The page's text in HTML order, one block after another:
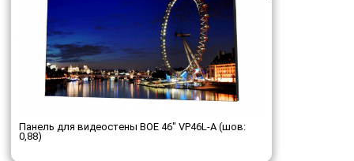
Панель для видеостены BOE 46" VP46L-A (шов:
0,88)